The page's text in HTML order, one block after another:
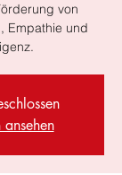
von
Empathie und